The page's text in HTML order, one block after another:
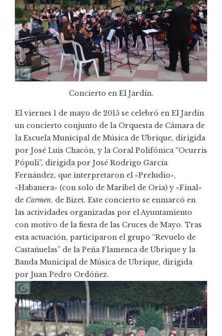
Concierto en El Jardín.
El viernes 1 de mayo de 2015 se celebró en El Jardín
un concierto conjunto de la Orquesta de Cámara de
la Escuela Municipal de Música de Ubrique, dirigida
por José Luis Chacón, y la Coral Polifónica “Ocurris
Pópuli”, dirigida por José Rodrigo García
Fernández, que interpretaron el «Preludio»,
«Habanera» (con solo de Maribel de Oria) y «Final»
de Carmen, de Bizet. Este concierto se enmarcó en
las actividades organizadas por el Ayuntamiento
con motivo de la fiesta de las Cruces de Mayo. Tras
esta actuación, participaron el grupo “Revuelo de
Castañuelas” de la Peña Flamenca de Ubrique y la
Banda Municipal de Música de Ubrique, dirigida
por Juan Pedro Ordóñez.